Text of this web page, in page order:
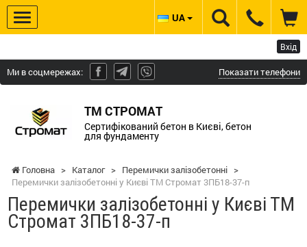
Вхід
Ми в соцмережах: Показати телефони
ТМ СТРОМАТ
Сертифікований бетон в Києві, бетон
для фундаменту
UA
Головна > Каталог > Перемички залізобетонні >
Перемички залізобетонні у Києві ТМ Стромат 3ПБ18-37-п
Перемички залізобетонні у Києві ТМ
Стромат 3ПБ18-37-п